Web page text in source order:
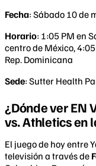
Fecha: Sábado 10 de
Horario: 1:05 PM en
centro de México, 4:05
Rep. Dominicana
Sede: Sutter Health
¿Dónde ver EN
vs. Athletics en
El juego de hoy entre
televisión a través de